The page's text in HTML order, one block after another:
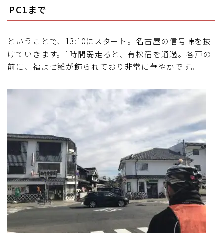
PC1まで
ということで、13:10にスタート。名古屋の信号峠を抜
けていきます。1時間弱走ると、有松宿を通過。各戸の
前に、福よせ雛が飾られており非常に華やかです。